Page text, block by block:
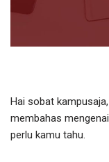
Hai sobat
membahas
perlu kamu tahu.